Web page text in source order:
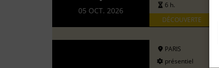
05 OCT. 2026
6 h.
DÉCOUVERTE
PARIS
présentiel